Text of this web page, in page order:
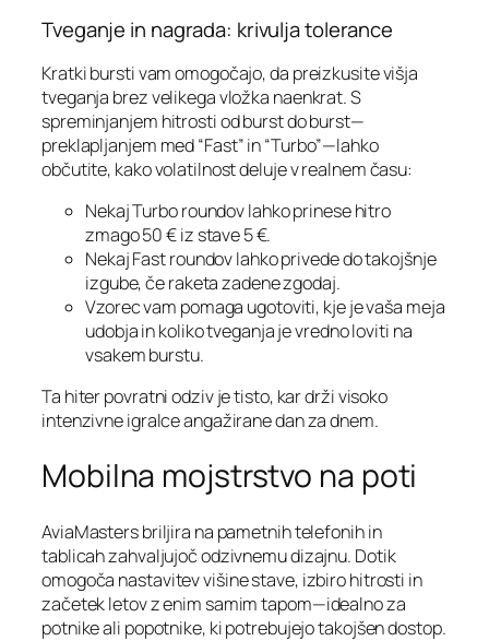
Tveganje in nagrada: krivulja tolerance
Kratki bursti vam omogočajo, da preizkusite višja
tveganja brez velikega vložka naenkrat. S
spreminjanjem hitrosti od burst do burst—
preklapljanjem med “Fast” in “Turbo”—lahko
občutite, kako volatilnost deluje v realnem času:
Nekaj Turbo roundov lahko prinese hitro
zmago 50 € iz stave 5 €.
Nekaj Fast roundov lahko privede do takojšnje
izgube, če raketa zadene zgodaj.
Vzorec vam pomaga ugotoviti, kje je vaša meja
udobja in koliko tveganja je vredno loviti na
vsakem burstu.
Ta hiter povratni odziv je tisto, kar drži visoko
intenzivne igralce angažirane dan za dnem.
Mobilna mojstrstvo na poti
AviaMasters briljira na pametnih telefonih in
tablicah zahvaljujoč odzivnemu dizajnu. Dotik
omogoča nastavitev višine stave, izbiro hitrosti in
začetek letov z enim samim tapom—idealno za
potnike ali popotnike, ki potrebujejo takojšen dostop.